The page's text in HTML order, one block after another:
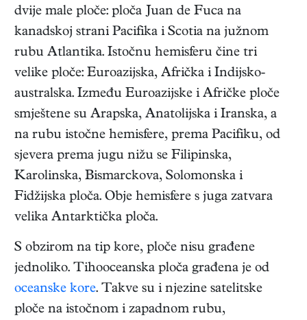
dvije male ploče: ploča Juan de Fuca na
kanadskoj strani Pacifika i Scotia na južnom
rubu Atlantika. Istočnu hemisferu čine tri
velike ploče: Euroazijska, Afrička i Indijsko-
australska. Između Euroazijske i Afričke ploče
smještene su Arapska, Anatolijska i Iranska, a
na rubu istočne hemisfere, prema Pacifiku, od
sjevera prema jugu nižu se Filipinska,
Karolinska, Bismarckova, Solomonska i
Fidžijska ploča. Obje hemisfere s juga zatvara
velika Antarktička ploča.
S obzirom na tip kore, ploče nisu građene
jednoliko. Tihooceanska ploča građena je od
oceanske kore. Takve su i njezine satelitske
ploče na istočnom i zapadnom rubu,